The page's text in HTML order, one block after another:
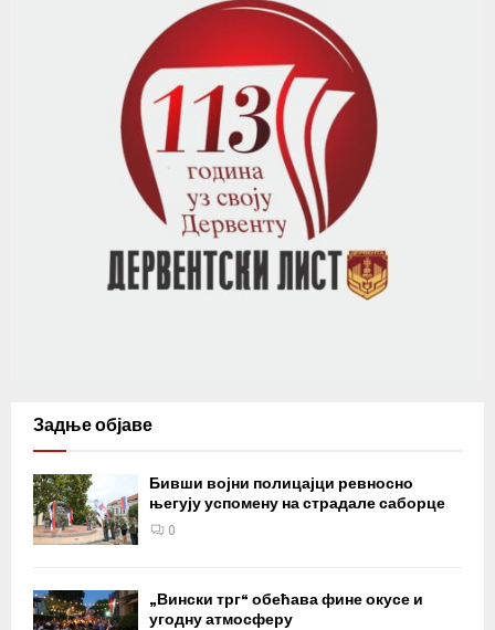
Задње објаве
Бивши војни полицајци ревносно
његују успомену на страдале саборце
0
„Вински трг“ обећава фине окусе и
угодну атмосферу